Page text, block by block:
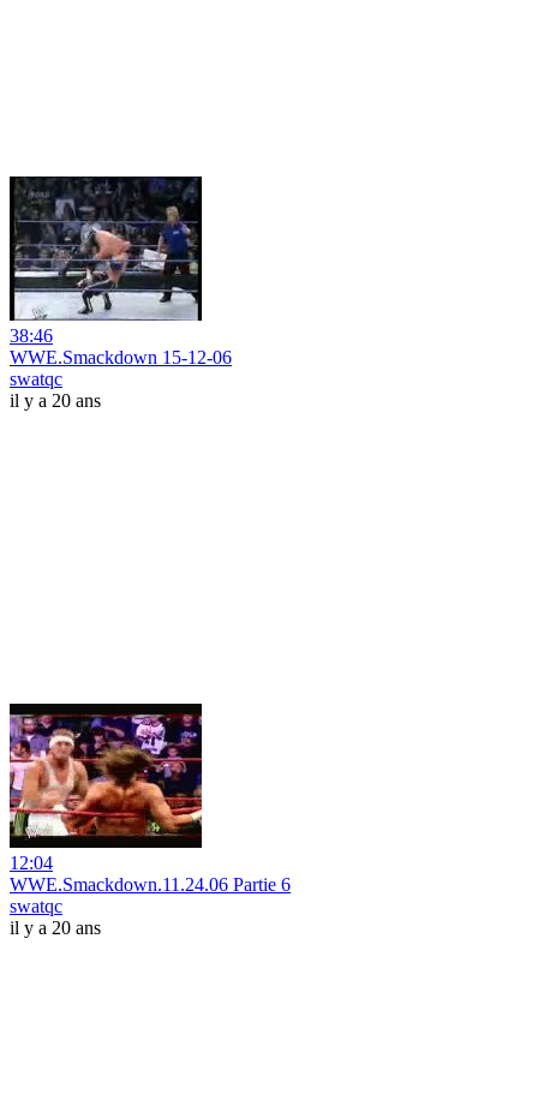
38:46
WWE.Smackdown 15-12-06
swatqc
il y a 20 ans
12:04
WWE.Smackdown.11.24.06 Partie 6
swatqc
il y a 20 ans